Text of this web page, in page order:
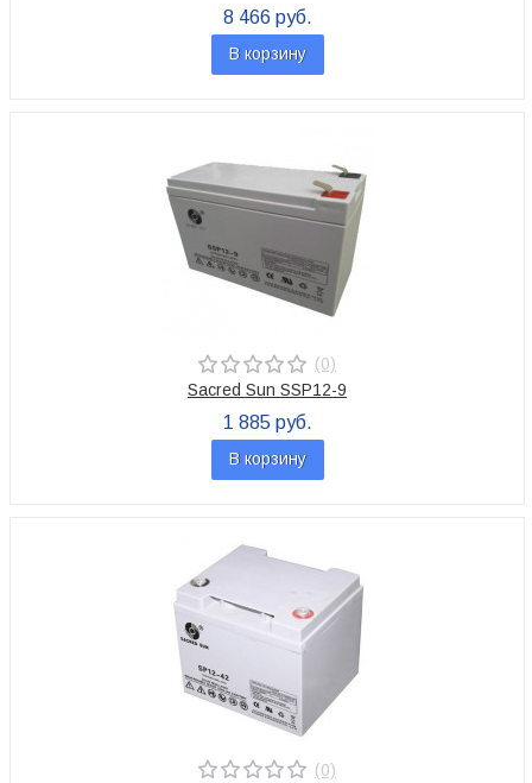
8 466 руб.
В корзину
(0)
Sacred Sun SSP12-9
1 885 руб.
В корзину
(0)